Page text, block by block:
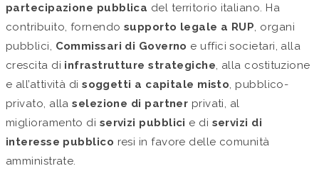
partecipazione pubblica del territorio italiano. Ha
contribuito, fornendo supporto legale a RUP, organi
pubblici, Commissari di Governo e uffici societari, alla
crescita di infrastrutture strategiche, alla costituzione
e all’attività disoggetti a capitale misto, pubblico-
privato, allaselezione di partner privati, al
miglioramento di servizi pubblici e di servizi di
interesse pubblico resi in favore delle comunità
amministrate.